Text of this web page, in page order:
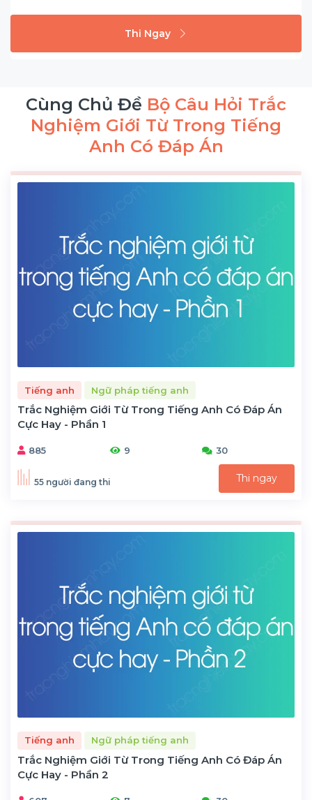
Thi Ngay
Cùng Chủ Đề Bộ Câu Hỏi Trắc
Nghiệm Giới Từ Trong Tiếng
Anh Có Đáp Án
Tiếng anh Ngữ pháp tiếng anh
Trắc Nghiệm Giới Từ Trong Tiếng Anh Có Đáp Án
Cực Hay - Phần 1
885 9 30
55 người đang thi Thi ngay
Tiếng anh Ngữ pháp tiếng anh
Trắc Nghiệm Giới Từ Trong Tiếng Anh Có Đáp Án
Cực Hay - Phần 2